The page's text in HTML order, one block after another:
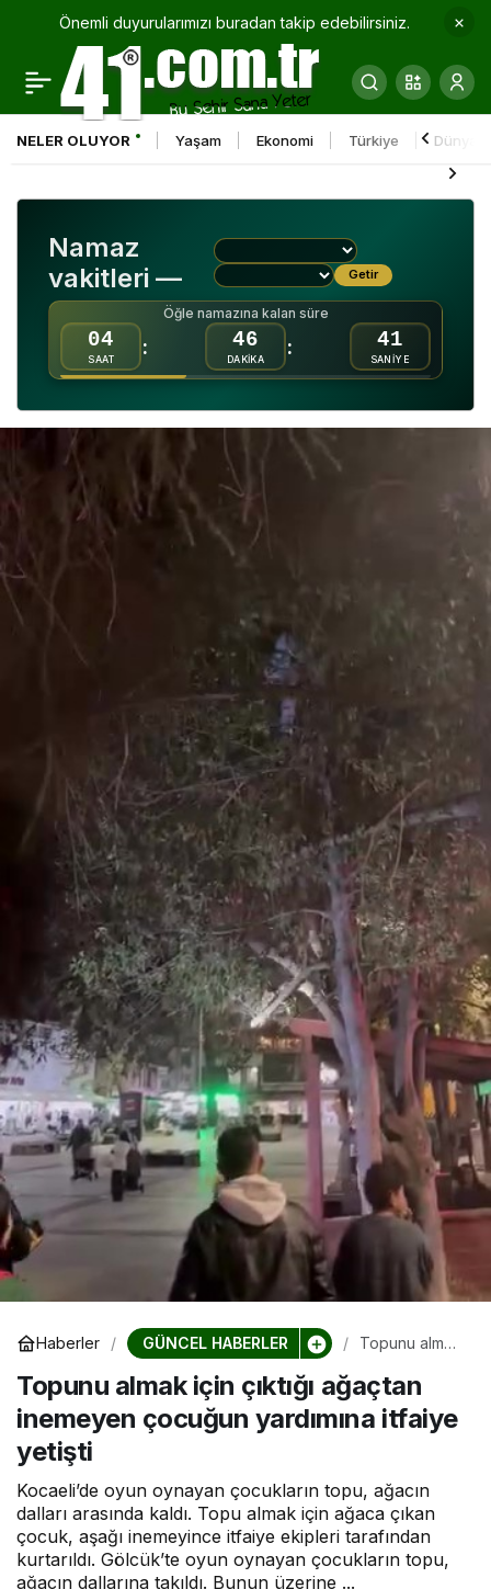
Önemli duyurularımızı buradan takip edebilirsiniz.
NELER OLUYOR Yaşam Ekonomi Türkiye Dünya
Namaz
vakitleri —
Getir
Öğle namazına kalan süre
04
SAAT
: 46
DAKİKA
: 40
SANİYE
Haberler GÜNCEL HABERLER
Topunu almak
ağaçtan
inemeyen
çocuğun
Topunu almak için çıktığı ağaçtan
inemeyen çocuğun yardımına itfaiye
yetişti
Kocaeli’de oyun oynayan çocukların topu, ağacın
dalları arasında kaldı. Topu almak için ağaca çıkan
çocuk, aşağı inemeyince itfaiye ekipleri tarafından
kurtarıldı. Gölcük’te oyun oynayan çocukların topu,
ağacın dallarına takıldı. Bunun üzerine ...
İnşaat alanındaki işçi
konteyneri alev alev
yandı
0 Paylaş